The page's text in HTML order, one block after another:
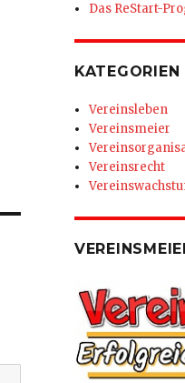
Das ReStart-
KATEGORIEN
Vereinsleben
Vereinsmeier
Vereinsrecht